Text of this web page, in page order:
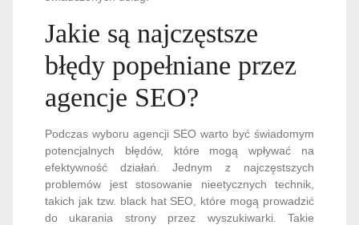
Jakie są najczęstsze
błędy popełniane przez
agencje SEO?
Podczas wyboru agencji SEO warto być świadomym
potencjalnych błędów, które mogą wpływać na
efektywność działań. Jednym z najczęstszych
problemów jest stosowanie nieetycznych technik,
takich jak tzw. black hat SEO, które mogą prowadzić
do ukarania strony przez wyszukiwarki. Takie